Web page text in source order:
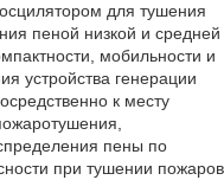
для тушения
пеной низкой и средней
мобильности и
устройства генерации
к месту
пены по
при тушении пожаров